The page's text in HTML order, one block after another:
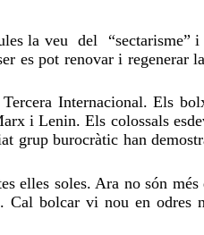
la veu del
es pot renovar i regenerar
Internacional. Els
i Lenin. Els colossals
grup burocràtic han
elles soles. Ara no són
Cal bolcar vi nou en